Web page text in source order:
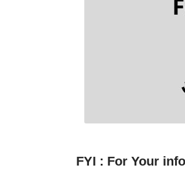
FYI : For Your